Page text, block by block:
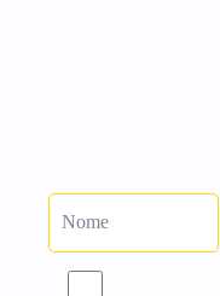
Aceito receber